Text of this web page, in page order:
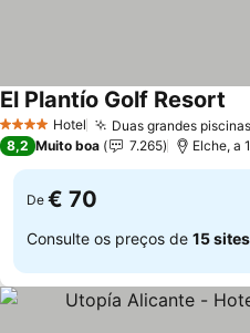
4 EstrelasHotel Duas grandes
El Plantío Golf Resort
8,2 Muito boa 7.265 Elche, a
De € 70
Consulte os preços de 15 sites